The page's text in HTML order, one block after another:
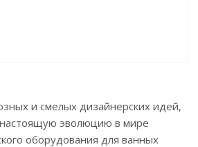
и смелых дизайнерских идей,
эволюцию в мире
оборудования для ванных